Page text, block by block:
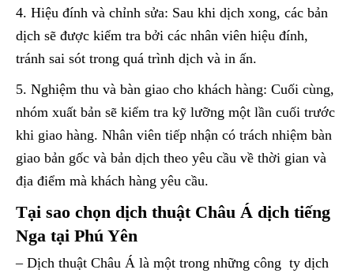
4. Hiệu đính và chỉnh sửa: Sau khi dịch xong, các bản
dịch sẽ được kiểm tra bởi các nhân viên hiệu đính,
tránh sai sót trong quá trình dịch và in ấn.
5. Nghiệm thu và bàn giao cho khách hàng: Cuối cùng,
nhóm xuất bản sẽ kiểm tra kỹ lưỡng một lần cuối trước
khi giao hàng. Nhân viên tiếp nhận có trách nhiệm bàn
giao bản gốc và bản dịch theo yêu cầu về thời gian và
địa điểm mà khách hàng yêu cầu.
Tại sao chọn dịch thuật Châu Á dịch tiếng
Nga tại Phú Yên
– Dịch thuật Châu Á là một trong những công ty dịch